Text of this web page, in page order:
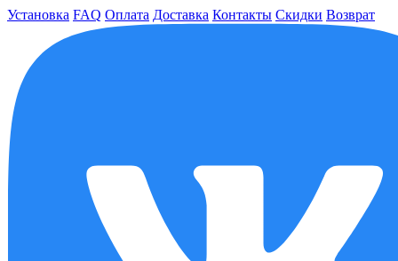
Установка FAQ Оплата Доставка Контакты Скидки Возврат